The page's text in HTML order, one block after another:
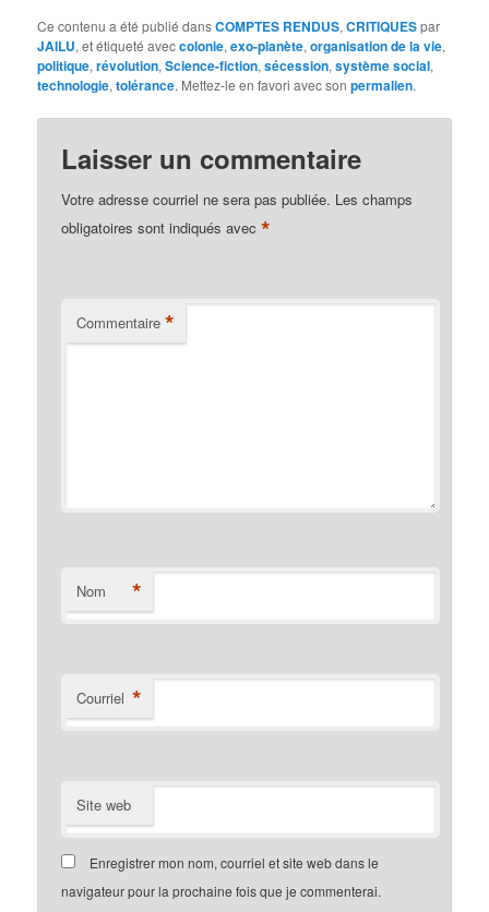
Ce contenu a été publié dansCOMPTES RENDUS,CRITIQUESpar
JAILU, et étiqueté aveccolonie,exo-planète,organisation de la vie,
politique,révolution,Science-fiction,sécession,système social,
technologie,tolérance. Mettez-le en favori avec sonpermalien.
Laisser un commentaire
Votre adresse courriel ne sera pas publiée. Les champs
obligatoires sont indiqués avec*
Commentaire *
Nom *
Courriel *
Site web
Enregistrer mon nom, courriel et site web dans le
navigateur pour la prochaine fois que je commenterai.